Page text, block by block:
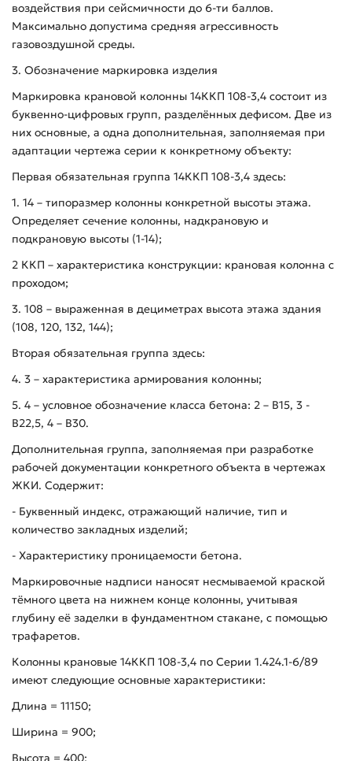
воздействия при сейсмичности до 6-ти баллов.
Максимально допустима средняя агрессивность
газовоздушной среды.
3. Обозначение маркировка изделия
Маркировка крановой колонны 14ККП 108-3,4 состоит из
буквенно-цифровых групп, разделённых дефисом. Две из
них основные, а одна дополнительная, заполняемая при
адаптации чертежа серии к конкретному объекту:
Первая обязательная группа 14ККП 108-3,4 здесь:
1. 14 – типоразмер колонны конкретной высоты этажа.
Определяет сечение колонны, надкрановую и
подкрановую высоты (1-14);
2 ККП – характеристика конструкции: крановая колонна с
проходом;
3. 108 – выраженная в дециметрах высота этажа здания
(108, 120, 132, 144);
Вторая обязательная группа здесь:
4. 3 – характеристика армирования колонны;
5. 4 – условное обозначение класса бетона: 2 – В15, 3 -
В22,5, 4 – В30.
Дополнительная группа, заполняемая при разработке
рабочей документации конкретного объекта в чертежах
ЖКИ. Содержит:
- Буквенный индекс, отражающий наличие, тип и
количество закладных изделий;
- Характеристику проницаемости бетона.
Маркировочные надписи наносят несмываемой краской
тёмного цвета на нижнем конце колонны, учитывая
глубину её заделки в фундаментном стакане, с помощью
трафаретов.
Колонны крановые 14ККП 108-3,4 по Серии 1.424.1-6/89
имеют следующие основные характеристики:
Длина = 11150;
Ширина = 900;
Высота = 400;